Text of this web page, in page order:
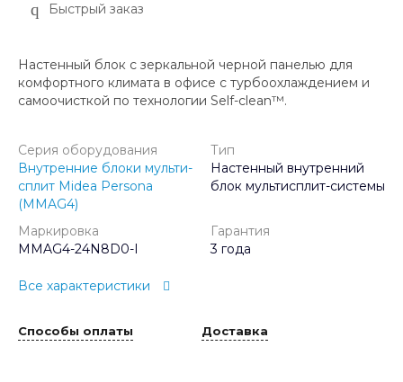
Быстрый заказ
Настенный блок с зеркальной черной панелью для
комфортного климата в офисе с турбоохлаждением и
самоочисткой по технологии Self-clean™.
Серия оборудования
Внутренние блоки мульти-
сплит Midea Persona
(MMAG4)
Тип
Настенный внутренний
блок мультисплит-системы
Маркировка
MMAG4-24N8D0-I
Гарантия
3 года
Все характеристики
Способы оплаты Доставка